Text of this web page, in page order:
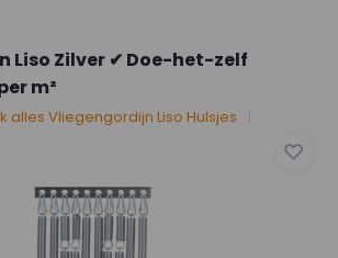
Liso Zilver ✔ Doe-het-zelf
m²
alles Vliegengordijn Liso Hulsjes